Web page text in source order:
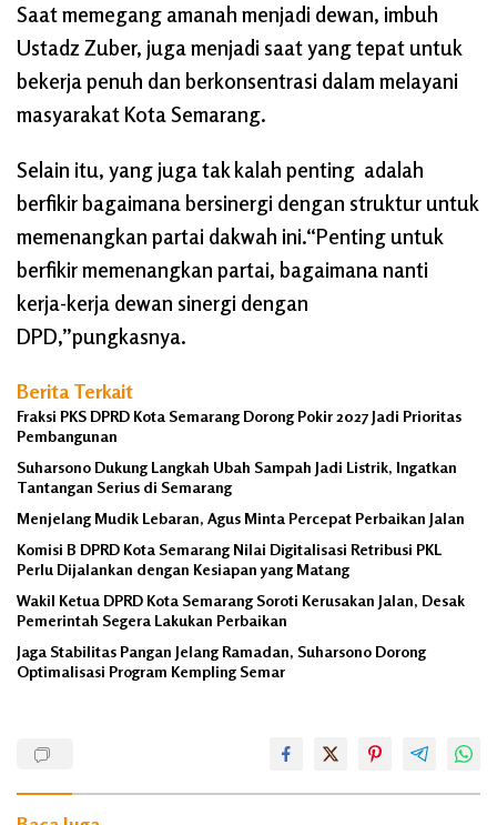
Saat memegang amanah menjadi dewan, imbuh
Ustadz Zuber, juga menjadi saat yang tepat untuk
bekerja penuh dan berkonsentrasi dalam melayani
masyarakat Kota Semarang.
Selain itu, yang juga tak kalah penting adalah
berfikir bagaimana bersinergi dengan struktur untuk
memenangkan partai dakwah ini.“Penting untuk
berfikir memenangkan partai, bagaimana nanti
kerja-kerja dewan sinergi dengan
DPD,”pungkasnya.
Berita Terkait
Fraksi PKS DPRD Kota Semarang Dorong Pokir 2027 Jadi Prioritas
Pembangunan
Suharsono Dukung Langkah Ubah Sampah Jadi Listrik, Ingatkan
Tantangan Serius di Semarang
Menjelang Mudik Lebaran, Agus Minta Percepat Perbaikan Jalan
Komisi B DPRD Kota Semarang Nilai Digitalisasi Retribusi PKL
Perlu Dijalankan dengan Kesiapan yang Matang
Wakil Ketua DPRD Kota Semarang Soroti Kerusakan Jalan, Desak
Pemerintah Segera Lakukan Perbaikan
Jaga Stabilitas Pangan Jelang Ramadan, Suharsono Dorong
Optimalisasi Program Kempling Semar
Semarang